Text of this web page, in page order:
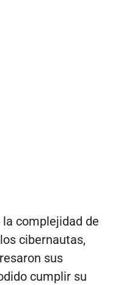
complejidad de
cibernautas,
sus
cumplir su